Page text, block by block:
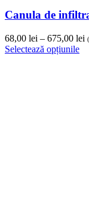
Canula de
68,00 lei – 675,00 lei
Selectează opțiunile